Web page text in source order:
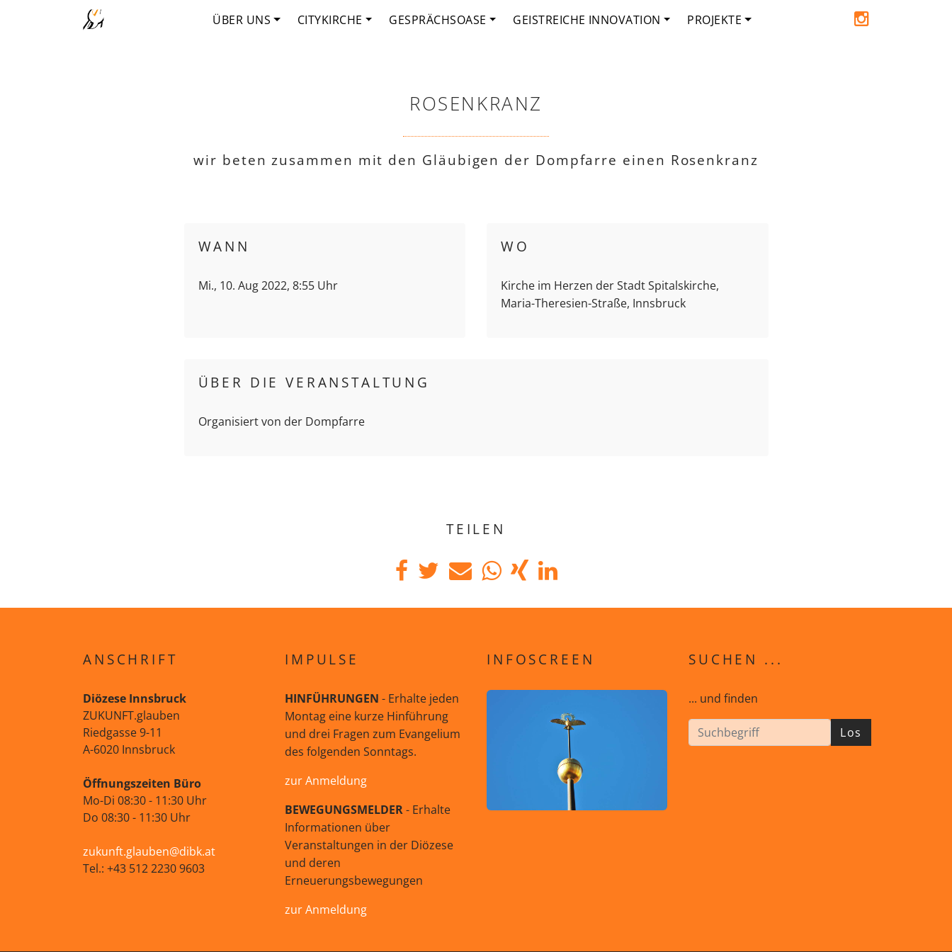
ÜBER UNS CITYKIRCHE GESPRÄCHSOASE GEISTREICHE INNOVATION PROJEKTE
ROSENKRANZ
wir beten zusammen mit den Gläubigen der Dompfarre einen Rosenkranz
WANN
Mi., 10. Aug 2022, 8:55 Uhr
WO
Kirche im Herzen der Stadt Spitalskirche,
Maria-Theresien-Straße, Innsbruck
ÜBER DIE VERANSTALTUNG
Organisiert von der Dompfarre
TEILEN
ANSCHRIFT
Diözese Innsbruck
ZUKUNFT.glauben
Riedgasse 9-11
A-6020 Innsbruck
Öffnungszeiten Büro
Mo-Di 08:30 - 11:30 Uhr
Do 08:30 - 11:30 Uhr
zukunft.glauben@dibk.at
Tel.: +43 512 2230 9603
IMPULSE
HINFÜHRUNGEN - Erhalte jeden
Montag eine kurze Hinführung
und drei Fragen zum Evangelium
des folgenden Sonntags.
zur Anmeldung
BEWEGUNGSMELDER- Erhalte
Informationen über
Veranstaltungen in der Diözese
und deren
Erneuerungsbewegungen
zur Anmeldung
INFOSCREEN SUCHEN ...
... und finden
Los